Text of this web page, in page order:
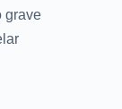
grave